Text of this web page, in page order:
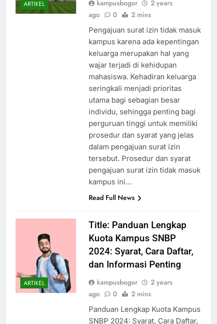
ARTIKEL kampusbogor
Pengajuan surat izin tidak masuk
kampus karena ada kepentingan
keluarga merupakan hal yang
wajar terjadi di kehidupan
mahasiswa. Kehadiran keluarga
seringkali menjadi prioritas
utama bagi sebagian besar
individu, sehingga penting bagi
perguruan tinggi untuk memiliki
prosedur dan syarat yang jelas
dalam pengajuan surat izin
tersebut. Prosedur dan syarat
pengajuan surat izin tidak masuk
ARTIKEL
Title: Panduan Lengkap
Kuota Kampus SNBP
2024: Syarat, Cara Daftar,
dan Informasi Penting
kampusbogor
Panduan Lengkap Kuota Kampus